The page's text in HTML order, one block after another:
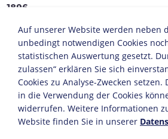
1896
Heirat mit Ida Ahlers, von der er sich
Jahren scheiden lässt.
ab 1896
Nachdem er privat
erhält er kleinere Engagements, u.a.
Leipzig, Rostock, Aachen und
Auf unserer Website werden neben
unbedingt notwendigen Cookies
statistischen Auswertung gesetzt.
zulassen“ erklären Sie sich
Cookies zu Analyse-Zwecken setzen.
in die Verwendung der Cookies
widerrufen. Weitere Informationen
Website finden Sie in unserer